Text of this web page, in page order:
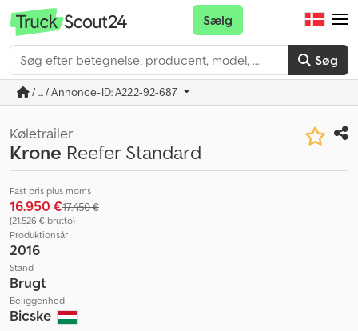
Søg
Sælg
/ ... / Annonce-ID: A222-92-687
Køletrailer
Krone Reefer Standard
Fast pris plus moms
16.950 €17.450 €
(21.526 € brutto)
Produktionsår
2016
Stand
Brugt
Beliggenhed
Bicske